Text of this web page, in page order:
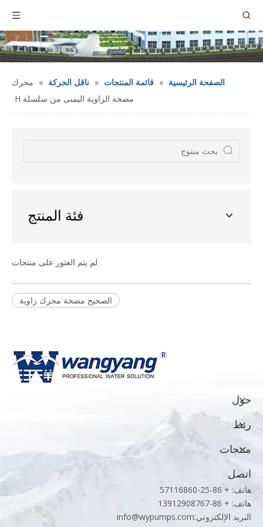
الصفحة الرئيسية » قائمة المنتجات » ناقل الحركة » محرك
مضخة الزاوية اليمنى من سلسلة H
فئة المنتج
لم يتم العثور على منتجات
الصحيح مضخة محرك زاوية
حول
ربط
منتجات
اتصل
هاتف: + 86-25-57116860
هاتف: + 86-13912908767
البريد الإلكتروني:info@wypumps.com